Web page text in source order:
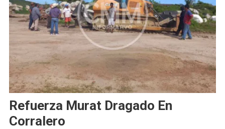
Refuerza Murat Dragado En
Corralero